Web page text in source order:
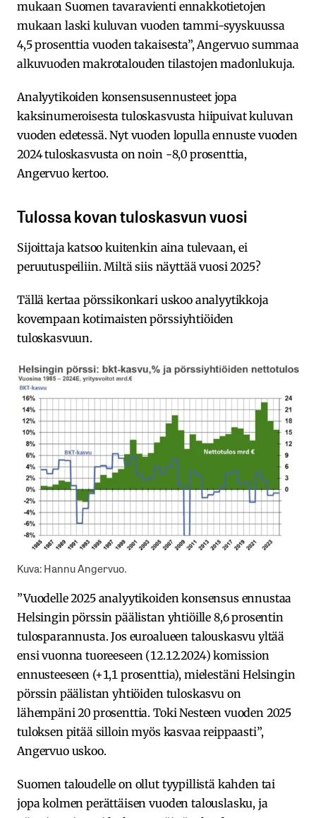
mukaan Suomen tavaravienti ennakkotietojen
mukaan laski kuluvan vuoden tammi-syyskuussa
4,5 prosenttia vuoden takaisesta”, Angervuo summaa
alkuvuoden makrotalouden tilastojen madonlukuja.
Analyytikoiden konsensusennusteet jopa
kaksinumeroisesta tuloskasvusta hiipuivat kuluvan
vuoden edetessä. Nyt vuoden lopulla ennuste vuoden
2024 tuloskasvusta on noin -8,0 prosenttia,
Angervuo kertoo.
Tulossa kovan tuloskasvun vuosi
Sijoittaja katsoo kuitenkin aina tulevaan, ei
peruutuspeiliin. Miltä siis näyttää vuosi 2025?
Tällä kertaa pörssikonkari uskoo analyytikkoja
kovempaan kotimaisten pörssiyhtiöiden
tuloskasvuun.
Kuva: Hannu Angervuo.
”Vuodelle 2025 analyytikoiden konsensus ennustaa
Helsingin pörssin päälistan yhtiöille 8,6 prosentin
tulosparannusta. Jos euroalueen talouskasvu yltää
ensi vuonna tuoreeseen (12.12.2024) komission
ennusteeseen (+1,1 prosenttia), mielestäni Helsingin
pörssin päälistan yhtiöiden tuloskasvu on
lähempäni 20 prosenttia. Toki Nesteen vuoden 2025
tuloksen pitää silloin myös kasvaa reippaasti”,
Angervuo uskoo.
Suomen taloudelle on ollut tyypillistä kahden tai
jopa kolmen perättäisen vuoden talouslasku, ja